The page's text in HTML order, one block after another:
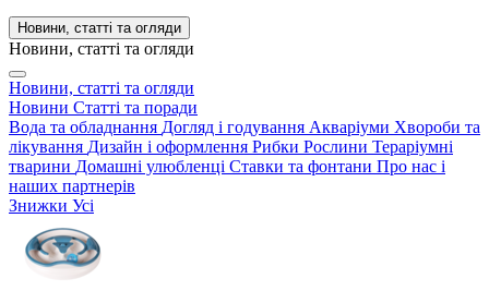
Новини, статті та огляди
Новини, статті та огляди
Новини, статті та огляди
Новини Статті та поради
Вода та обладнання Догляд і годування Акваріуми Хвороби та
лікування Дизайн і оформлення Рибки Рослини Тераріумні
тварини Домашні улюбленці Ставки та фонтани Про нас і
наших партнерів
Знижки Усі